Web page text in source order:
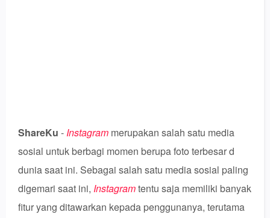
ShareKu - Instagram merupakan salah satu media
sosial untuk berbagi momen berupa foto terbesar d
dunia saat ini. Sebagai salah satu media sosial paling
digemari saat ini, Instagramtentu saja memiliki banyak
fitur yang ditawarkan kepada penggunanya, terutama